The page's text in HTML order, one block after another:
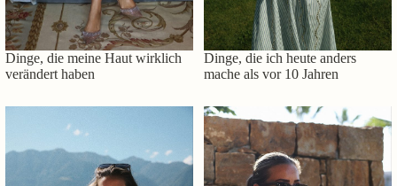
Dinge, die meine Haut wirklich
verändert haben
Dinge, die ich heute anders
mache als vor 10 Jahren